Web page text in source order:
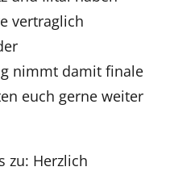
vertraglich
nimmt damit finale
euch gerne weiter
zu: Herzlich